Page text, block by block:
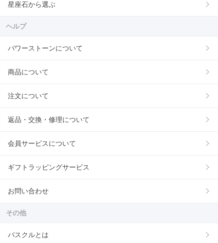
星座石から選ぶ
ヘルプ
パワーストーンについて
商品について
注文について
返品・交換・修理について
会員サービスについて
ギフトラッピングサービス
お問い合わせ
その他
パスクルとは